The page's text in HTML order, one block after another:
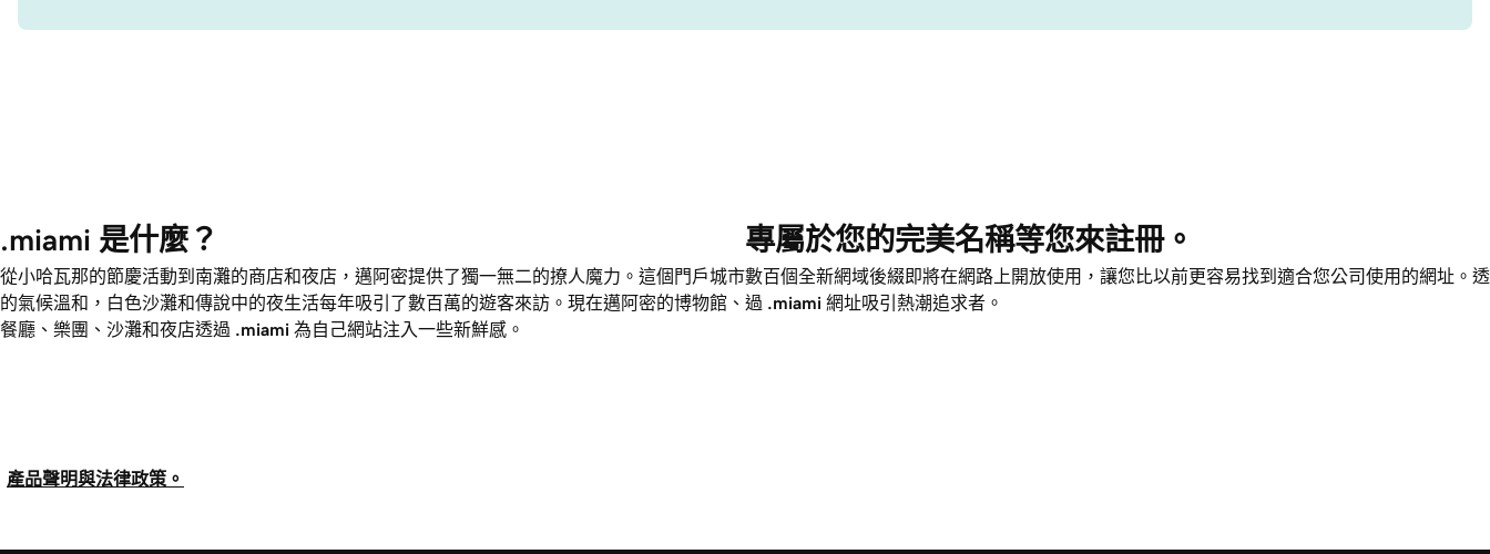
.miami 是什麼？
從小哈瓦那的節慶活動到南灘的商店和夜店，邁阿密提供了獨一無二的撩人魔力。這個門戶城市
的氣候溫和，白色沙灘和傳說中的夜生活每年吸引了數百萬的遊客來訪。現在邁阿密的博物館、
餐廳、樂團、沙灘和夜店透過 .miami 為自己網站注入一些新鮮感。
專屬於您的完美名稱等您來註冊。
數百個全新網域後綴即將在網路上開放使用，讓您比以前更容易找到適合您公司使用的網址。透
過 .miami 網址吸引熱潮追求者。
產品聲明與法律政策。